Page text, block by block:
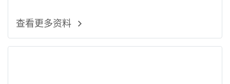
查看更多资料